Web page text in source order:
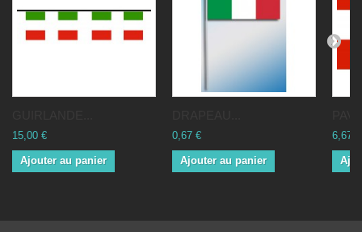
15,00 €
Ajouter au panier
0,67 €
Ajouter au panier
6,67 €